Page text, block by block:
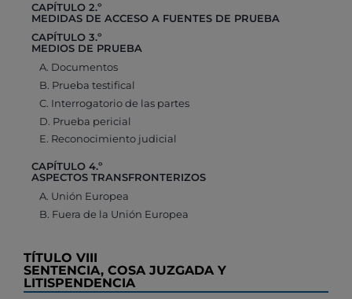
CAPÍTULO 2.º
MEDIDAS DE ACCESO A FUENTES DE PRUEBA
CAPÍTULO 3.º
MEDIOS DE PRUEBA
A. Documentos
B. Prueba testifical
C. Interrogatorio de las partes
D. Prueba pericial
E. Reconocimiento judicial
CAPÍTULO 4.º
ASPECTOS TRANSFRONTERIZOS
A. Unión Europea
B. Fuera de la Unión Europea
TÍTULO VIII
SENTENCIA, COSA JUZGADA Y
LITISPENDENCIA